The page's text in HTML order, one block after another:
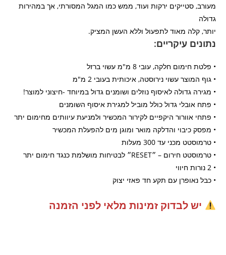
מעורב, סטייקים ירקות ועוד, ממש כמו המגל המסורתי, אך במהירות
גדולה
יותר, קלה מאוד לתפעול וללא העשן המציק.
נתונים עיקריים:
• פלטת חימום חלקה, עובי 8 מ"מ עשוי ברזל
• גוף המוצר עשוי נירוסטה, איכותית בעובי 2 מ"מ
• מגירה גדולה לאיסוף נוזלים ושומנים גדול במיוחד -חיצוני למוצר!
• פתח אובלי גדול כולל מוביל למגירת איסוף השומנים
• פתחי אוורור היקפיים לקירור המכשיר ולמניעת עיוותים מחימום יתר
• מפסק כיבוי והדלקה מואר ומוגן מים להפעלת המכשיר
• טרמוסטט מכני עד 300 מעלות
• טרמוסטט חירום – ״RESET״ לבטיחות מושלמת כנגד חימום יתר
• 2 נורות חיווי
• כבל נאופרן עם תקע חד פאזי יצוק
יש לבדוק זמינות מלאי לפני הזמנה